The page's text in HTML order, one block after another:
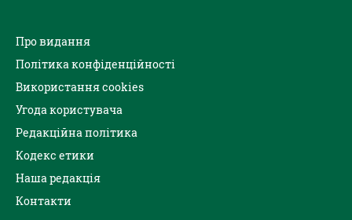
Про видання
Політика конфіденційності
Використання cookies
Угода користувача
Редакційна політика
Кодекс етики
Наша редакція
Контакти